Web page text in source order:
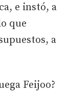
e instó, a
que
a
Feijoo?